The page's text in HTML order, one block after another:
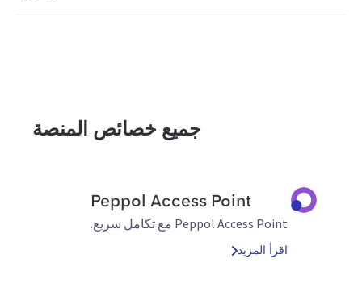
جميع خصائص المنصة
Peppol Access Point
Peppol Access Point مع تكامل سريع.
اقرأ المزيد